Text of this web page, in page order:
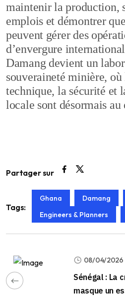
maintenir la production,
emplois et démontrer
peuvent gérer des
d’envergure
Damang devient un
souveraineté minière,
technique, la sécurité et
locale sont désormais
Partager sur
Tags:
Ghana Damang
Engineers & Planners
08/04/2026
Sénégal : La
masque un